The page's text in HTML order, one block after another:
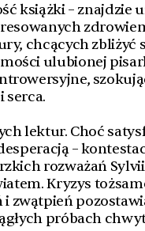
książki – znajdzie
chcących zbliżyć
ulubionej
serca.
lektur. Choć
–
rozważań
Kryzys
i zwątpień
próbach